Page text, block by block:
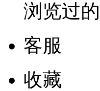
浏览过
客服
收藏